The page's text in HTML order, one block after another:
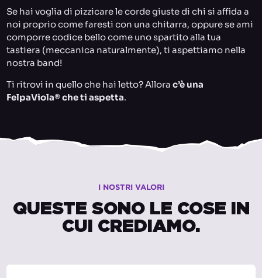
Se hai voglia di pizzicare le corde giuste di chi si affida a
noi proprio come faresti con una chitarra, oppure se ami
comporre codice bello come uno spartito alla tua
tastiera (meccanica naturalmente), ti aspettiamo nella
nostra band!
Ti ritrovi in quello che hai letto? Allorac’è una
FelpaViola® che ti aspetta.
I NOSTRI VALORI
QUESTE SONO LE COSE IN
CUI CREDIAMO.